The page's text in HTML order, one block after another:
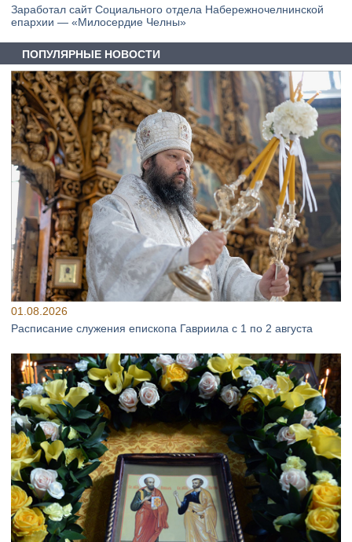
Заработал сайт Социального отдела Набережночелнинской
епархии — «Милосердие Челны»
ПОПУЛЯРНЫЕ НОВОСТИ
01.08.2026
Расписание служения епископа Гавриила с 1 по 2 августа